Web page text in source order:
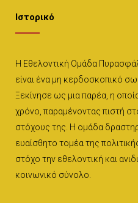
Ιστορικό
Η Εθελοντική Ομάδα
είναι ένα μη κερδοσκοπικό
Ξεκίνησε ως μια παρέα, η
χρόνο, παραμένοντας πιστή
στόχους της. Η ομάδα
ευαίσθητο τομέα της
στόχο την εθελοντική και
κοινωνικό σύνολο.